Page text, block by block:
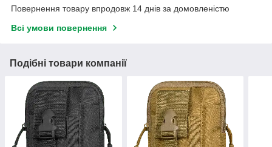
Повернення товару впродовж 14 днів за домовленістю
Всі умови повернення
Подібні товари компанії